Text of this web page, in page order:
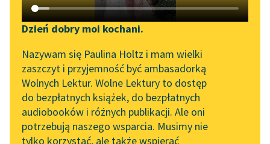
Katalog DAISY
Podkasty o książkach
Zgłoś brak utworu
Aktualności
„Prokurator Alicja Horn”
do słuchania
Byliśmy częścią AI Impact
Lab
Narzędzia
Mapa Wolnych Lektur
Leśmianator
Przewodnik dla piszących i
czytających
Dzień dobry moi kochani.
Nazywam się Paulina Holtz i mam wielki
zaszczyt i przyjemność być ambasadorką
Wolnych Lektur. Wolne Lektury to dostęp
do bezpłatnych książek, do bezpłatnych
audiobooków i różnych publikacji. Ale oni
potrzebują naszego wsparcia. Musimy nie
tylko korzystać, ale także wspierać
pobierz książkę